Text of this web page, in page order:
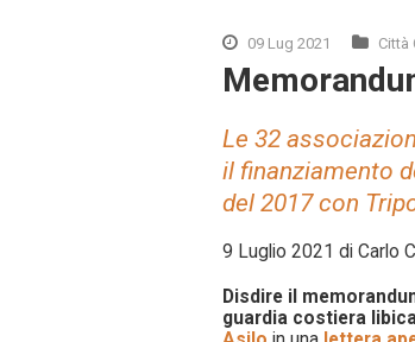
09 Lug 2021 Città
Le 32
il finanziamento
del 2017 con
9 Luglio 2021 di Carlo
Disdire il
guardia costiera